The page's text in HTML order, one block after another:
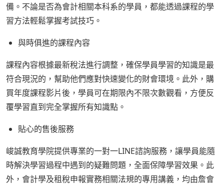
備。不論是否為會計相關本科系的學員，都能透過課程的學
習方法輕鬆掌握考試技巧。
與時俱進的課程內容
課程內容根據最新稅法進行調整，確保學員學習的知識是最
符合現況的，幫助他們應對快速變化的財會環境。此外，購
買年度課程影片後，學員可在期限內不限次數觀看，方便反
覆學習直到完全掌握所有知識點。
貼心的售後服務
峻誠教育學院提供專業的一對一LINE諮詢服務，讓學員能隨
時解決學習過程中遇到的疑難問題，全面保障學習效果。此
外，會計學及租稅申報實務相關法規的專用講義，均由詹會